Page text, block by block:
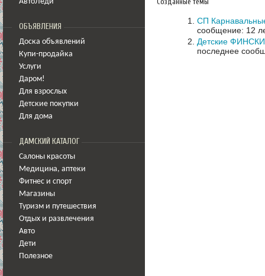
ОБЪЯВЛЕНИЯ
Доска объявлений
Купи-продайка
Услуги
Даром!
Для взрослых
Детские покупки
Для дома
ДАМСКИЙ КАТАЛОГ
Салоны красоты
Медицина, аптеки
Фитнес и спорт
Магазины
Туризм и путешествия
Отдых и развлечения
Авто
Дети
Полезное
СП
сообщение: 12
Детские
последнее